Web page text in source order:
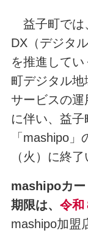
益子町では
DX（デジタ
を推進して
町デジタル
サービスの
に伴い、益
「mashipo
（火）に終
mashipoカー
期限は、 令和
mashipo加盟